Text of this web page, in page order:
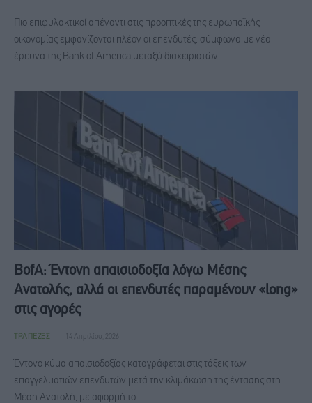
Πιο επιφυλακτικοί απέναντι στις προοπτικές της ευρωπαϊκής
οικονομίας εμφανίζονται πλέον οι επενδυτές, σύμφωνα με νέα
έρευνα της Bank of America μεταξύ διαχειριστών…
BofA: Έντονη απαισιοδοξία λόγω Μέσης
Ανατολής, αλλά οι επενδυτές παραμένουν «long»
στις αγορές
ΤΡΆΠΕΖΕΣ 14 Απριλίου, 2026
Έντονο κύμα απαισιοδοξίας καταγράφεται στις τάξεις των
επαγγελματιών επενδυτών μετά την κλιμάκωση της έντασης στη
Μέση Ανατολή, με αφορμή το…